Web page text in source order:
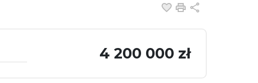
Dodaj do
Drukuj
4 200 000 zł